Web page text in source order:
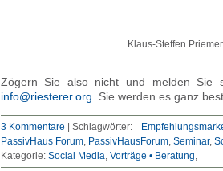
Klaus-Steffen
Zögern Sie also nicht und melden Sie
info@riesterer.org . Sie werden es ganz
3 Kommentare Schlagwörter:
PassivHaus Forum, PassivHausForum, Seminar,
Kategorie: Social Media Vorträge • Beratung